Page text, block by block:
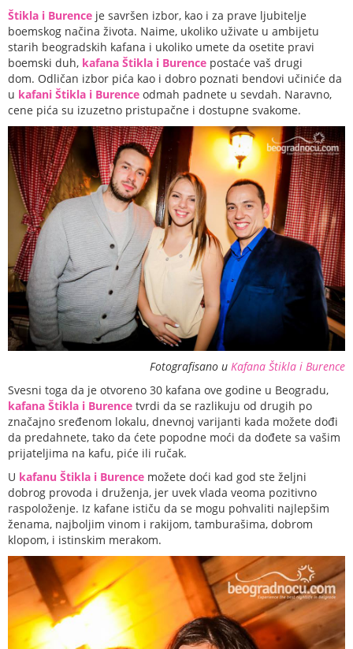
Štikla i Burence je savršen izbor, kao i za prave ljubitelje
boemskog načina života. Naime, ukoliko uživate u ambijetu
starih beogradskih kafana i ukoliko umete da osetite pravi
boemski duh, kafana Štikla i Burence postaće vaš drugi
dom. Odličan izbor pića kao i dobro poznati bendovi učiniće da
u kafani Štikla i Burence odmah padnete u sevdah. Naravno,
cene pića su izuzetno pristupačne i dostupne svakome.
Fotografisano u Kafana Štikla i Burence
Svesni toga da je otvoreno 30 kafana ove godine u Beogradu,
kafana Štikla i Burence tvrdi da se razlikuju od drugih po
značajno sređenom lokalu, dnevnoj varijanti kada možete dođi
da predahnete, tako da ćete popodne moći da dođete sa vašim
prijateljima na kafu, piće ili ručak.
U kafanu Štikla i Burence možete doći kad god ste željni
dobrog provoda i druženja, jer uvek vlada veoma pozitivno
raspoloženje. Iz kafane ističu da se mogu pohvaliti najlepšim
ženama, najboljim vinom i rakijom, tamburašima, dobrom
klopom, i istinskim merakom.